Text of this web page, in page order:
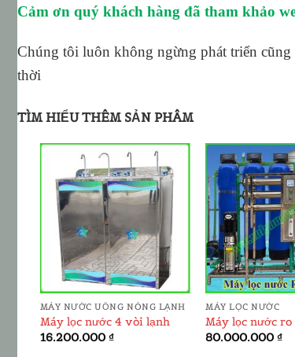
Cảm ơn quý khách hàng đã tham khảo
Chúng tôi luôn không ngừng phát triển
thời
TÌM HIỂU THÊM SẢN PHÂM
ADD TO
WISHLIST
MÁY NƯỚC UỐNG NÓNG LẠNH
Máy lọc nước 4 vòi lạnh
16.200.000₫
MÁY LỌC NƯỚC
Máy lọc nước
80.000.000₫